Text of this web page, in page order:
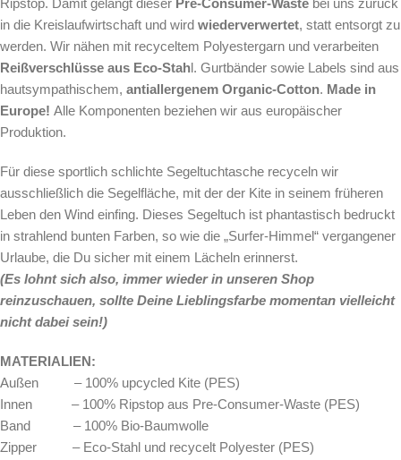
Ripstop. Damit gelangt dieser Pre-Consumer-Waste bei uns zurück
in die Kreislaufwirtschaft und wird wiederverwertet, statt entsorgt zu
werden. Wir nähen mit recyceltem Polyestergarn und verarbeiten
Reißverschlüsse aus Eco-Stahl. Gurtbänder sowie Labels sind aus
hautsympathischem, antiallergenem Organic-Cotton. Made in
Europe! Alle Komponenten beziehen wir aus europäischer
Produktion.
Für diese sportlich schlichte Segeltuchtasche recyceln wir
ausschließlich die Segelfläche, mit der der Kite in seinem früheren
Leben den Wind einfing. Dieses Segeltuch ist phantastisch bedruckt
in strahlend bunten Farben, so wie die „Surfer-Himmel“ vergangener
Urlaube, die Du sicher mit einem Lächeln erinnerst.
(Es lohnt sich also, immer wieder in unseren Shop
reinzuschauen, sollte Deine Lieblingsfarbe momentan vielleicht
nicht dabei sein!)
MATERIALIEN:
Außen – 100% upcycled Kite (PES)
Innen – 100% Ripstop aus Pre-Consumer-Waste (PES)
Band – 100% Bio-Baumwolle
Zipper – Eco-Stahl und recycelt Polyester (PES)